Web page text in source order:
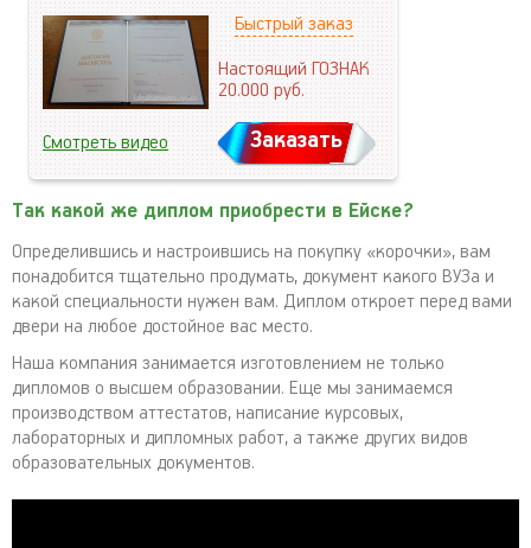
Быстрый заказ
Настоящий ГОЗНАК
20.000руб.
Смотреть видео Заказать
Так какой же диплом приобрести в Ейске?
Определившись и настроившись на покупку «корочки», вам
понадобится тщательно продумать, документ какого ВУЗа и
какой специальности нужен вам. Диплом откроет перед вами
двери на любое достойное вас место.
Наша компания занимается изготовлением не только
дипломов о высшем образовании. Еще мы занимаемся
производством аттестатов, написание курсовых,
лабораторных и дипломных работ, а также других видов
образовательных документов.